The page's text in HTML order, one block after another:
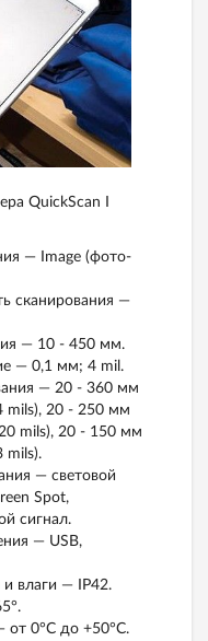
QuickScan I
— Image (фото-
сканирования —
— 10 - 450 мм.
— 0,1 мм; 4 mil.
— 20 - 360 мм
mils), 20 - 250 мм
mils), 20 - 150 мм
mils).
— световой
Spot,
сигнал.
— USB,
влаги — IP42.
от 0°C до +50°C.